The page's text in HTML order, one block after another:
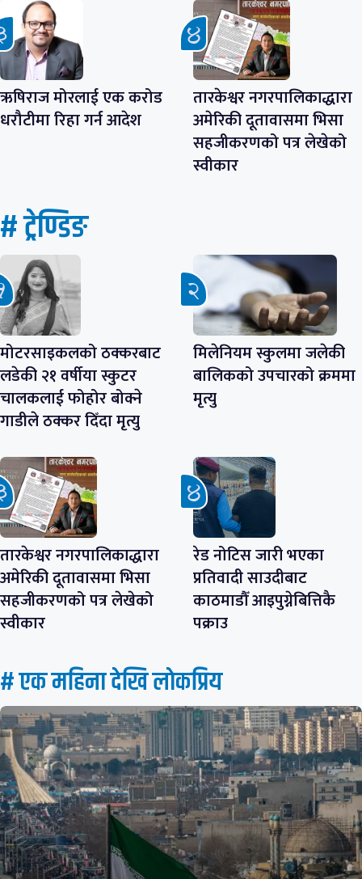
ऋषिराज मोरलाई एक करोड
धरौटीमा रिहा गर्न आदेश
तारकेश्वर नगरपालिकाद्धारा
अमेरिकी दूतावासमा भिसा
सहजीकरणको पत्र लेखेको
स्वीकार
# ट्रेण्डिङ
मोटरसाइकलको ठक्करबाट
लडेकी २१ वर्षीया स्कुटर
चालकलाई फोहोर बोक्ने
गाडीले ठक्कर दिँदा मृत्यु
मिलेनियम स्कुलमा जलेकी
बालिकको उपचारको क्रममा
मृत्यु
तारकेश्वर नगरपालिकाद्धारा
अमेरिकी दूतावासमा भिसा
सहजीकरणको पत्र लेखेको
स्वीकार
रेड नोटिस जारी भएका
प्रतिवादी साउदीबाट
काठमाडौँ आइपुग्नेबित्तिकै
पक्राउ
# एक महिना देखि लाेकप्रिय